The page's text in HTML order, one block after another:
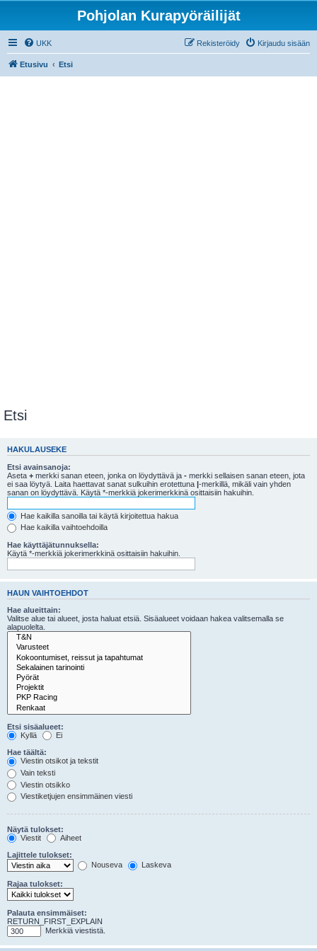
Pohjolan Kurapyöräilijät
UKK Kirjaudu sisään
Rekisteröidy
Etusivu Etsi
Etsi
HAKULAUSEKE
Etsi avainsanoja:
Aseta + merkki sanan eteen, jonka on löydyttävä ja - merkki sellaisen sanan eteen, jota
ei saa löytyä. Laita haettavat sanat sulkuihin erotettuna |-merkillä, mikäli vain yhden
sanan on löydyttävä. Käytä *-merkkiä jokerimerkkinä osittaisiin hakuihin.
Hae kaikilla sanoilla tai käytä kirjoitettua hakua
Hae kaikilla vaihtoehdoilla
Hae käyttäjätunnuksella:
Käytä *-merkkiä jokerimerkkinä osittaisiin hakuihin.
HAUN VAIHTOEHDOT
Hae alueittain:
Valitse alue tai alueet, josta haluat etsiä. Sisäalueet voidaan hakea valitsemalla se
alapuolelta.
Etsi sisäalueet:
Kyllä
Ei
Hae täältä:
Viestin otsikot ja tekstit
Vain teksti
Viestin otsikko
Viestiketjujen ensimmäinen viesti
Näytä tulokset:
Viestit
Aiheet
Lajittele tulokset:
Nouseva
Laskeva
Rajaa tulokset:
Palauta ensimmäiset:
RETURN_FIRST_EXPLAIN
Merkkiä viestistä.